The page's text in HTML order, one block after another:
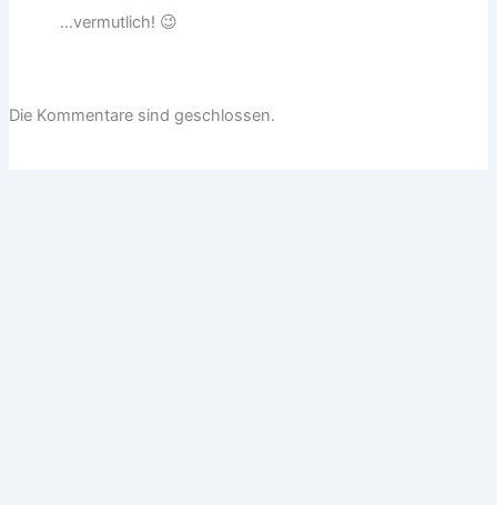
…vermutlich! 😉
Die Kommentare sind geschlossen.